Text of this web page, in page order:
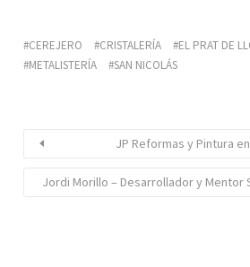
CEREJERO CRISTALERÍA
EL PRAT DE
METALISTERÍA
SAN NICOLÁS
JP Reformas y Pintura
Jordi Morillo – Desarrollador y Mentor